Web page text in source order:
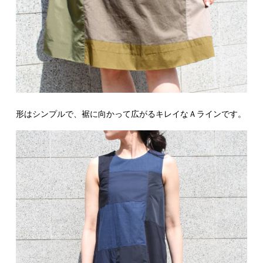
形はシンプルで、裾に向かって広がるキレイなＡラインです。